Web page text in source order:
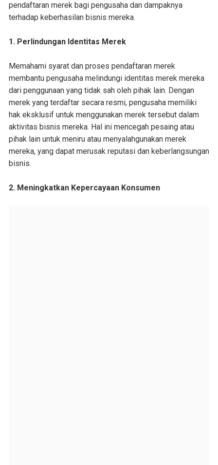
pendaftaran merek bagi pengusaha dan dampaknya
terhadap keberhasilan bisnis mereka.
1. Perlindungan Identitas Merek
Memahami syarat dan proses pendaftaran merek
membantu pengusaha melindungi identitas merek mereka
dari penggunaan yang tidak sah oleh pihak lain. Dengan
merek yang terdaftar secara resmi, pengusaha memiliki
hak eksklusif untuk menggunakan merek tersebut dalam
aktivitas bisnis mereka. Hal ini mencegah pesaing atau
pihak lain untuk meniru atau menyalahgunakan merek
mereka, yang dapat merusak reputasi dan keberlangsungan
bisnis.
2. Meningkatkan Kepercayaan Konsumen